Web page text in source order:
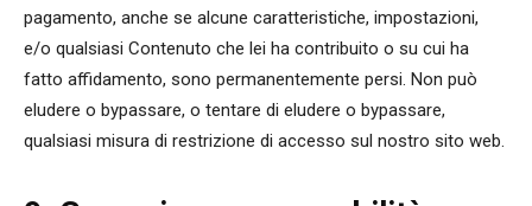
pagamento, anche se alcune caratteristiche, impostazioni,
e/o qualsiasi Contenuto che lei ha contribuito o su cui ha
fatto affidamento, sono permanentemente persi. Non può
eludere o bypassare, o tentare di eludere o bypassare,
qualsiasi misura di restrizione di accesso sul nostro sito web.